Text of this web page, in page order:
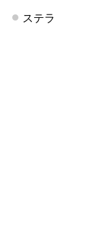
ステラ